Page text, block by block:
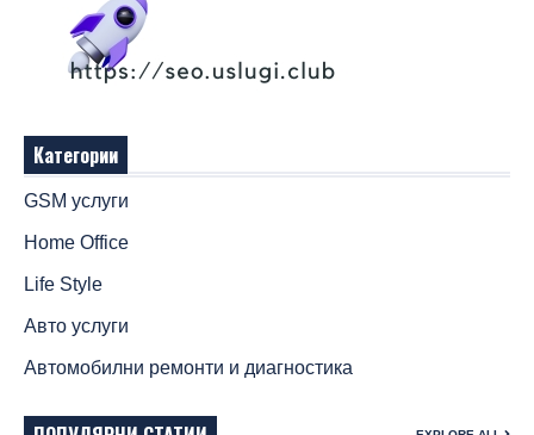
Категории
GSM услуги
Home Office
Life Style
Авто услуги
Автомобилни ремонти и диагностика